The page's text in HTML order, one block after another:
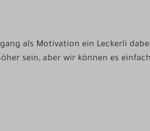
als Motivation ein Leckerli
sein, aber wir können es